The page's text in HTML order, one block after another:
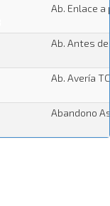
Ab. Enlace
Ab. Antes de
Ab. Avería
Abandono